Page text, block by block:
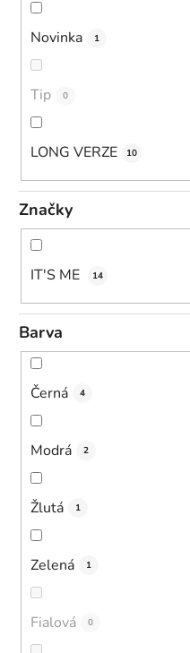
Novinka 1
Tip 0
LONG VERZE 10
Značky
IT'S ME 14
Barva
Černá 4
Modrá 2
Žlutá 1
Zelená 1
Fialová 0